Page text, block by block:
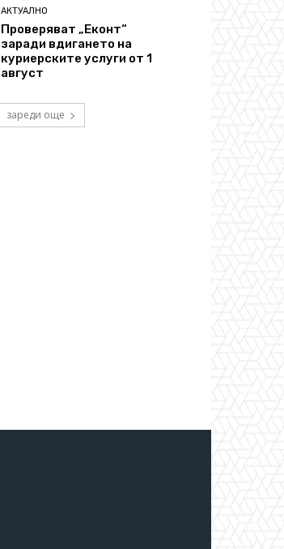
АКТУАЛНО
Проверяват „Еконт“
заради вдигането на
куриерските услуги от 1
август
зареди още